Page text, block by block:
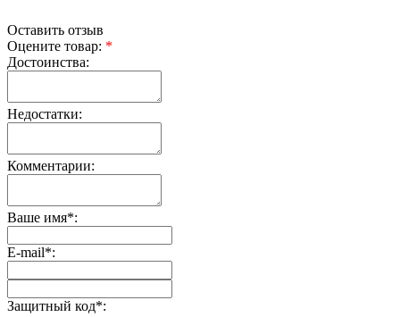
Оставить отзыв
Оцените товар: *
Достоинства:
Недостатки:
Комментарии:
Ваше имя*:
E-mail*:
Защитный код*: